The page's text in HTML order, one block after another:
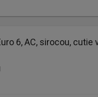
6, AC, sirocou, cutie